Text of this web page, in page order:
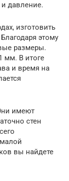
и давление.
изготовить
этому
размеры.
мм. В итоге
и время на
имеют
стен
вы найдете